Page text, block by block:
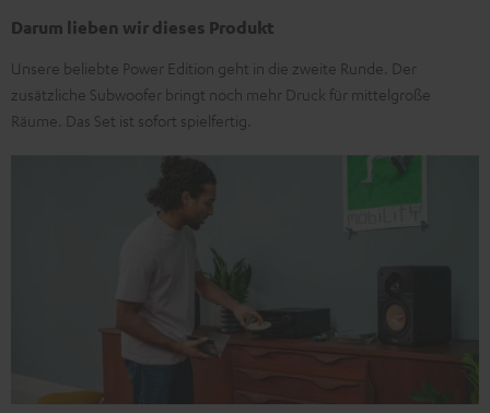
Darum lieben wir dieses Produkt
Unsere beliebte Power Edition geht in die zweite Runde. Der
zusätzliche Subwoofer bringt noch mehr Druck für mittelgroße
Räume. Das Set ist sofort spielfertig.